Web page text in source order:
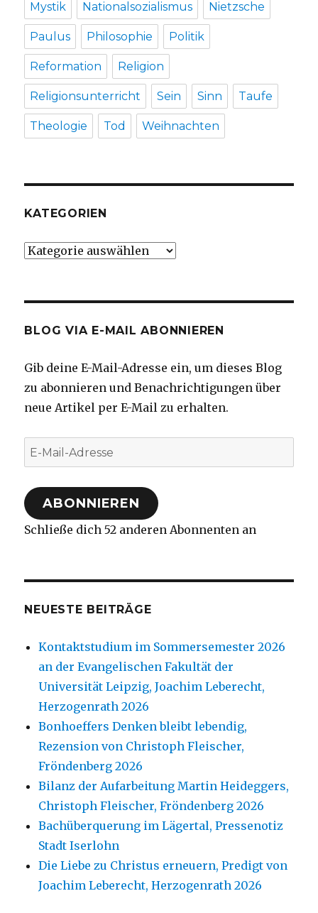
Mystik Nationalsozialismus Nietzsche
Paulus Philosophie Politik
Reformation Religion
Religionsunterricht Sein Sinn Taufe
Theologie Tod Weihnachten
KATEGORIEN
Kategorien
BLOG VIA E-MAIL ABONNIEREN
Gib deine E-Mail-Adresse ein, um dieses Blog
zu abonnieren und Benachrichtigungen über
neue Artikel per E-Mail zu erhalten.
E-
Mail-
Adresse
ABONNIEREN
Schließe dich 52 anderen Abonnenten an
NEUESTE BEITRÄGE
Kontaktstudium im Sommersemester 2026
an der Evangelischen Fakultät der
Universität Leipzig, Joachim Leberecht,
Herzogenrath 2026
Bonhoeffers Denken bleibt lebendig,
Rezension von Christoph Fleischer,
Fröndenberg 2026
Bilanz der Aufarbeitung Martin Heideggers,
Christoph Fleischer, Fröndenberg 2026
Bachüberquerung im Lägertal, Pressenotiz
Stadt Iserlohn
Die Liebe zu Christus erneuern, Predigt von
Joachim Leberecht, Herzogenrath 2026